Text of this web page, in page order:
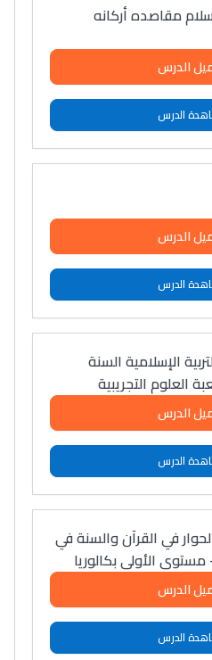
مقاصده أركانه
الدرس
الدرس
الدرس
الدرس
الإسلامية السنة
العلوم التجريبية
الدرس
الدرس
في القرآن والسنة في
مستوى الأولى بكالوريا
الدرس
الدرس